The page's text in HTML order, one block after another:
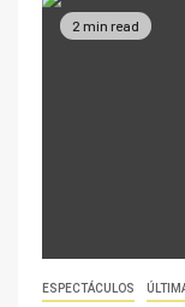
2 min read
ESPECTÁCULOS